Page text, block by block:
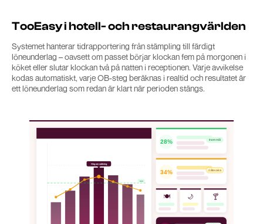
TooEasy i hotell- och restaurangvärlden
Systemet hanterar tidrapportering från stämpling till färdigt
löneunderlag – oavsett om passet börjar klockan fem på morgonen i
köket eller slutar klockan två på natten i receptionen. Varje avvikelse
kodas automatiskt, varje OB-steg beräknas i realtid och resultatet är
ett löneunderlag som redan är klart när perioden stängs.